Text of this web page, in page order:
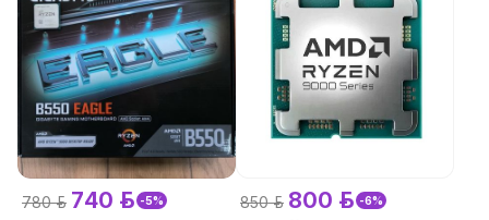
780 р. 740 р. -5% 850 р. 800 р. -6%